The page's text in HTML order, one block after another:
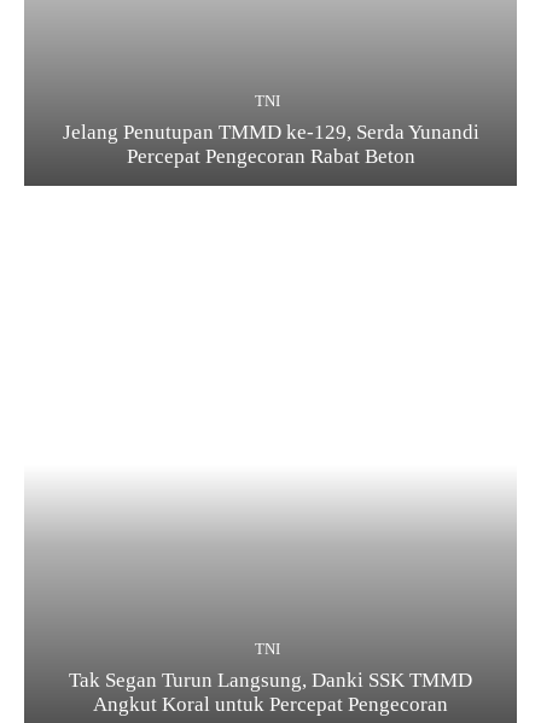
TNI
Jelang Penutupan TMMD ke-129, Serda Yunandi
Percepat Pengecoran Rabat Beton
TNI
Tak Segan Turun Langsung, Danki SSK TMMD
Angkut Koral untuk Percepat Pengecoran